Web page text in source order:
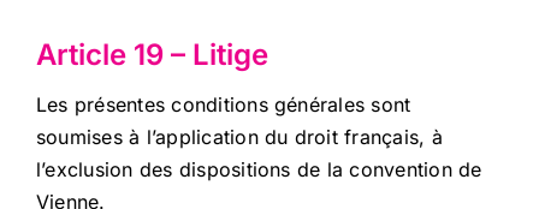
Article 19 – Litige
Les présentes conditions générales sont
soumises à l’application du droit français, à
l’exclusion des dispositions de la convention de
Vienne.